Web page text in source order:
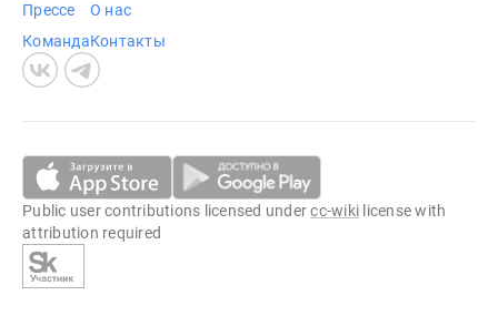
Прессе
Команда
О нас
Контакты
Public user contributions licensed undercc-wiki license with
attribution required